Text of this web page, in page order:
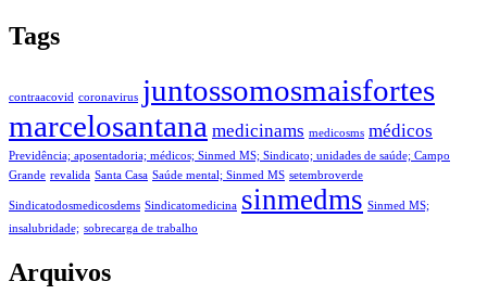
Tags
contraacovid coronavirus juntossomosmaisfortes
marcelosantana medicinams medicosms médicos
Previdência; aposentadoria; médicos; Sinmed MS; Sindicato; unidades de saúde; Campo
Grande revalida Santa Casa Saúde mental; Sinmed MS setembroverde
Sindicatodosmedicosdems Sindicatomedicina sinmedms Sinmed MS;
insalubridade; sobrecarga de trabalho
Arquivos